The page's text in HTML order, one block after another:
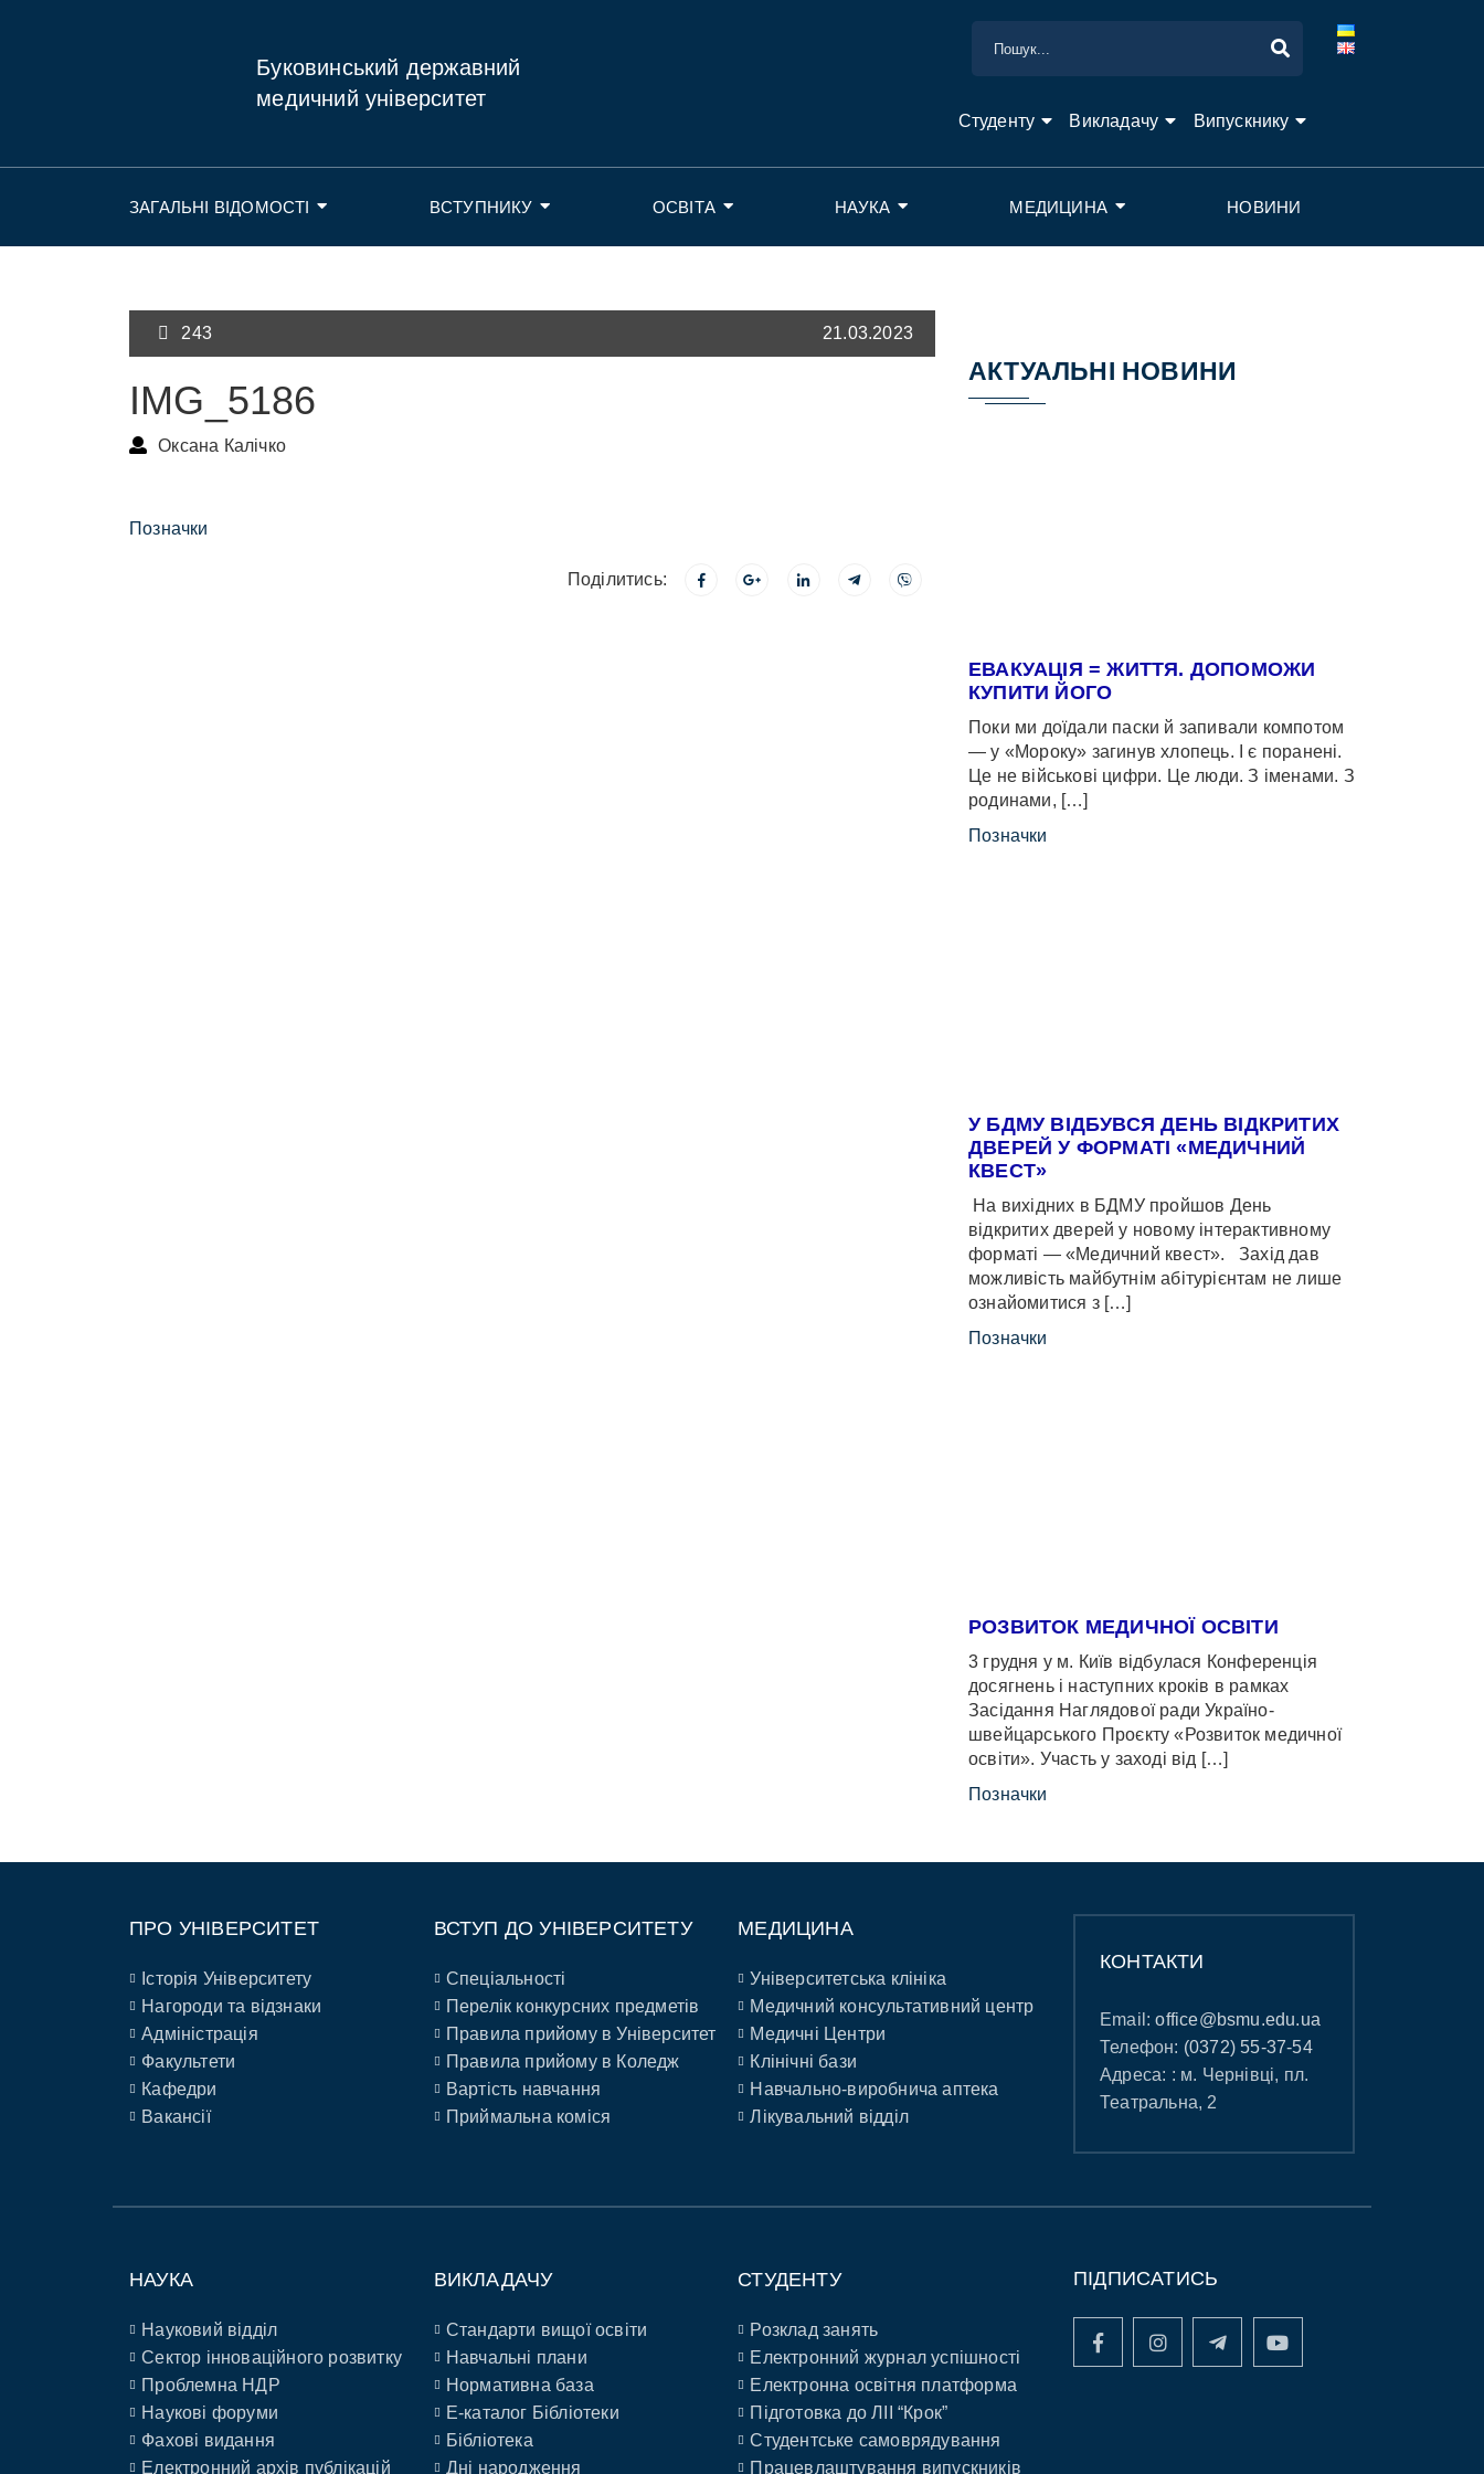
Буковинський державний
медичний університет
Студенту Викладачу Випускнику
ЗАГАЛЬНІ ВІДОМОСТІ ВСТУПНИКУ ОСВІТА НАУКА МЕДИЦИНА НОВИНИ
243 21.03.2023
IMG_5186
Оксана Калічко
Позначки
Поділитись:
АКТУАЛЬНІ НОВИНИ
ЕВАКУАЦІЯ = ЖИТТЯ. ДОПОМОЖИ
КУПИТИ ЙОГО
Поки ми доїдали паски й запивали компотом
— у «Мороку» загинув хлопець. І є поранені.
Це не військові цифри. Це люди. З іменами. З
родинами, […]
Позначки
У БДМУ ВІДБУВСЯ ДЕНЬ ВІДКРИТИХ
ДВЕРЕЙ У ФОРМАТІ «МЕДИЧНИЙ
КВЕСТ»
На вихідних в БДМУ пройшов День
відкритих дверей у новому інтерактивному
форматі — «Медичний квест». Захід дав
можливість майбутнім абітурієнтам не лише
ознайомитися з […]
Позначки
РОЗВИТОК МЕДИЧНОЇ ОСВІТИ
3 грудня у м. Київ відбулася Конференція
досягнень і наступних кроків в рамках
Засідання Наглядової ради Україно-
швейцарського Проєкту «Розвиток медичної
освіти». Участь у заході від […]
Позначки
ПРО УНІВЕРСИТЕТ
Історія Університету
Нагороди та відзнаки
Адміністрація
Факультети
Кафедри
Вакансії
ВСТУП ДО УНІВЕРСИТЕТУ
Спеціальності
Перелік конкурсних предметів
Правила прийому в Університет
Правила прийому в Коледж
Вартість навчання
Приймальна коміся
МЕДИЦИНА
Університетська клініка
Медичний консультативний центр
Медичні Центри
Клінічні бази
Навчально-виробнича аптека
Лікувальний відділ
КОНТАКТИ
Email:office@bsmu.edu.ua
Телефон: (0372) 55-37-54
Адреса: : м. Чернівці, пл.
Театральна, 2
НАУКА
Науковий відділ
Сектор інноваційного розвитку
Проблемна НДР
Наукові форуми
Фахові видання
Електронний архів публікацій
ВИКЛАДАЧУ
Стандарти вищої освіти
Навчальні плани
Нормативна база
E-каталог Бібліотеки
Бібліотека
Дні народження
СТУДЕНТУ
Розклад занять
Електронний журнал успішності
Електронна освітня платформа
Підготовка до ЛІІ “Крок”
Студентське самоврядування
Працевлаштування випускників
ПІДПИСАТИСЬ